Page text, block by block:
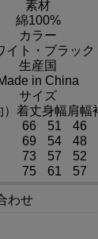
素材
綿100%
カラー
イト・ブラック
生産国
in China
サイズ
着丈身幅肩幅
66 51 46
69 54 48
73 57 52
75 61 57
わせ